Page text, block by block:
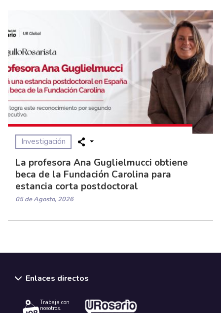
Investigación
La profesora Ana Guglielmucci obtiene
beca de la Fundación Carolina para
estancia corta postdoctoral
05 de Agosto, 2026
Enlaces directos
Trabaja con
nosotros.